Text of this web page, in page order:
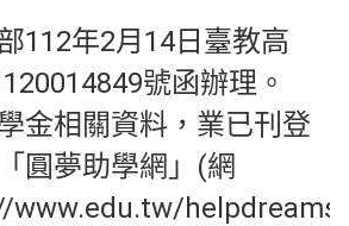
112年2月14日臺教高
號函辦理。
金相關資料，業已刊登
圓夢助學網」(網
www.edu.tw/